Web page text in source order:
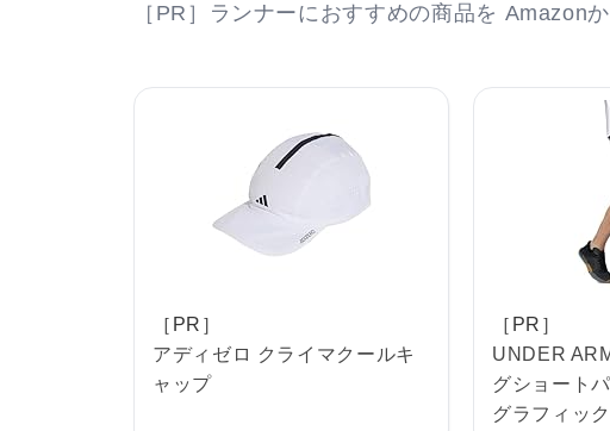
［PR］ランナーにおすすめの商品を Amazon
［PR］
アディゼロ クライマクールキ
ャップ
［PR］
UNDER
グショート
グラフィッ